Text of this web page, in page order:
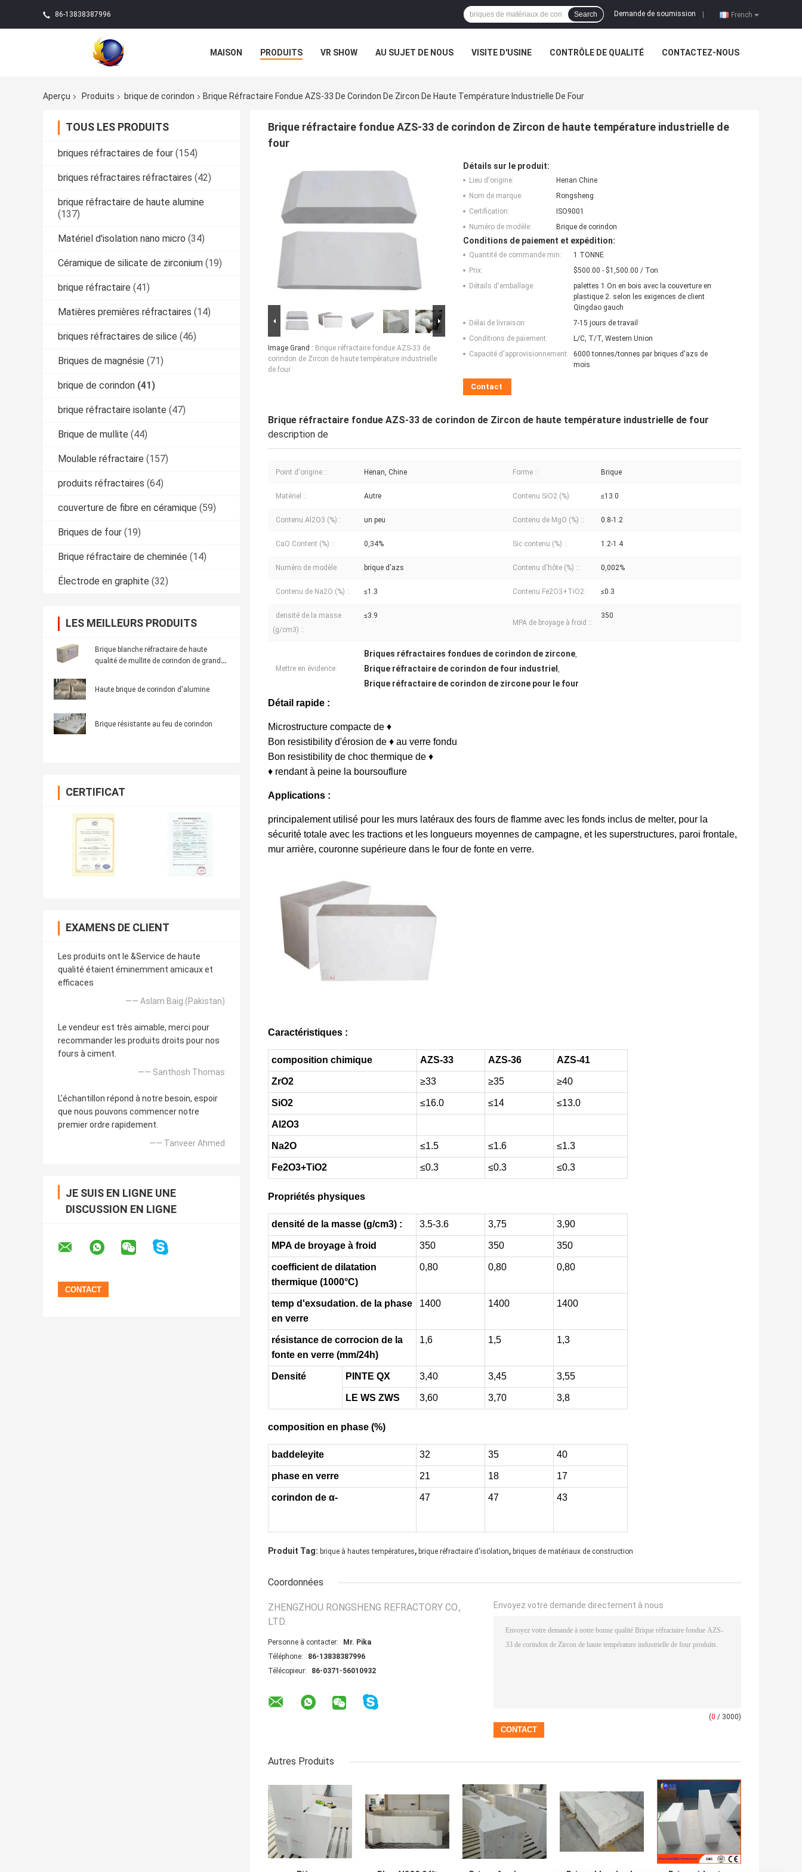
86-13838387996 French
Demande de soumission
Search
MAISON PRODUITS VR SHOW AU SUJET DE NOUS VISITE D'USINE CONTRÔLE DE QUALITÉ CONTACTEZ-NOUS
Aperçu Produits brique de corindon Brique Réfractaire Fondue AZS-33 De Corindon De Zircon De Haute Température Industrielle De Four
TOUS LES PRODUITS
briques réfractaires de four (154)
briques réfractaires réfractaires (42)
brique réfractaire de haute alumine
(137)
Matériel d'isolation nano micro (34)
Céramique de silicate de zirconium (19)
brique réfractaire (41)
Matières premières réfractaires (14)
briques réfractaires de silice (46)
Briques de magnésie (71)
brique de corindon (41)
brique réfractaire isolante (47)
Brique de mullite (44)
Moulable réfractaire (157)
produits réfractaires (64)
couverture de fibre en céramique (59)
Briques de four (19)
Brique réfractaire de cheminée (14)
Électrode en graphite (32)
LES MEILLEURS PRODUITS
Brique blanche réfractaire de haute
qualité de mullite de corindon de grande
Haute brique de corindon d'alumine
Brique résistante au feu de corindon
CERTIFICAT
EXAMENS DE CLIENT
Les produits ont le &Service de haute
qualité étaient éminemment amicaux et
efficaces
—— Aslam Baig (Pakistan)
Le vendeur est très aimable, merci pour
recommander les produits droits pour nos
fours à ciment.
—— Santhosh Thomas
L'échantillon répond à notre besoin, espoir
que nous pouvons commencer notre
premier ordre rapidement.
—— Tanveer Ahmed
JE SUIS EN LIGNE UNE
DISCUSSION EN LIGNE
Brique réfractaire fondue AZS-33 de corindon de Zircon de haute température industrielle de
four
Image Grand : Brique réfractaire fondue AZS-33 de
corindon de Zircon de haute température industrielle
de four
Détails sur le produit:
Lieu d'origine:
Henan Chine
Nom de marque:
Rongsheng
Certification:
ISO9001
Numéro de modèle:
Brique de corindon
Conditions de paiement et expédition:
Quantité de commande min:
1 TONNE
Prix:
$500.00 - $1,500.00 / Ton
Détails d'emballage:
palettes 1.On en bois avec la couverture en
plastique 2. selon les exigences de client
Qingdao gauch
Délai de livraison:
7-15 jours de travail
Conditions de paiement:
L/C, T/T, Western Union
Capacité d'approvisionnement:
6000 tonnes/tonnes par briques d'azs de
mois
Contact
Brique réfractaire fondue AZS-33 de corindon de Zircon de haute température industrielle de four
description de
Point d'origine :: Henan, Chine Forme :: Brique
Matériel :: Autre Contenu SiO2 (%): ≤13.0
Contenu Al2O3 (%):: un peu Contenu de MgO (%) :: 0.8-1.2
CaO Content (%) :: 0,34% Sic contenu (%) :: 1.2-1.4
Numéro de modèle: brique d'azs Contenu d'hôte (%) :: 0,002%
Contenu de Na2O (%) :: ≤1.3 Contenu Fe2O3+TiO2: ≤0.3
densité de la masse
(g/cm3) ::
≤3.9
MPA de broyage à froid ::
350
Mettre en évidence:
Briques réfractaires fondues de corindon de zircone,
Brique réfractaire de corindon de four industriel ,
Brique réfractaire de corindon de zircone pour le four
Détail rapide :
Microstructure compacte de ♦
Bon resistibility d'érosion de ♦ au verre fondu
Bon resistibility de choc thermique de ♦
♦ rendant à peine la boursouflure
Applications :
principalement utilisé pour les murs latéraux des fours de flamme avec les fonds inclus de melter, pour la
sécurité totale avec les tractions et les longueurs moyennes de campagne, et les superstructures, paroi frontale,
mur arrière, couronne supérieure dans le four de fonte en verre.
Caractéristiques :
composition chimique AZS-33 AZS-36 AZS-41
ZrO2 ≥33 ≥35 ≥40
SiO2 ≤16.0 ≤14 ≤13.0
Al2O3
Na2O ≤1.5 ≤1.6 ≤1.3
Fe2O3+TiO2 ≤0.3 ≤0.3 ≤0.3
Propriétés physiques
densité de la masse (g/cm3) : 3.5-3.6 3,75 3,90
MPA de broyage à froid 350 350 350
coefficient de dilatation
thermique (1000°C)
0,80 0,80 0,80
temp d'exsudation. de la phase
en verre
1400 1400 1400
résistance de corrocion de la
fonte en verre (mm/24h)
1,6 1,5 1,3
Densité PINTE QX 3,40 3,45 3,55
LE WS ZWS 3,60 3,70 3,8
composition en phase (%)
baddeleyite 32 35 40
phase en verre 21 18 17
corindon de α- 47 47 43
Produit Tag: brique à hautes températures, brique réfractaire d'isolation, briques de matériaux de construction
Coordonnées
ZHENGZHOU RONGSHENG REFRACTORY CO.,
LTD.
Personne à contacter:
Mr. Pika
Téléphone:
86-13838387996
Télécopieur:
86-0371-56010932
Envoyez votre demande directement à nous
(0 / 3000)
Autres Produits